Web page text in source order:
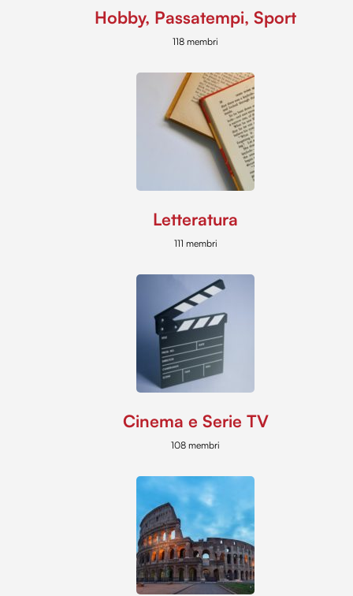
Hobby, Passatempi, Sport
118 membri
Letteratura
111 membri
Cinema e Serie TV
108 membri